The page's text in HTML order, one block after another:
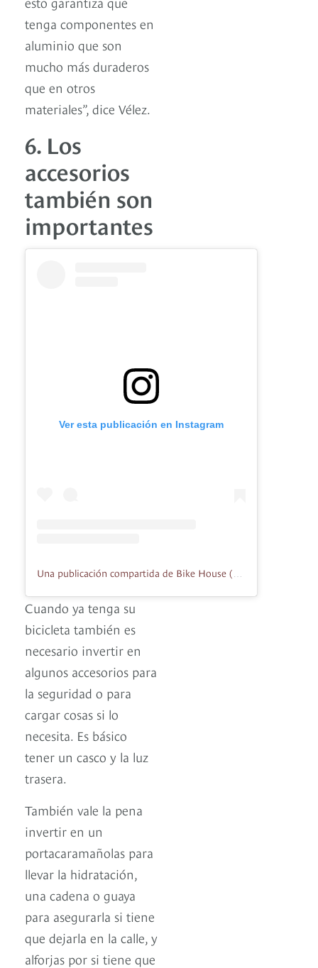
tenga componentes en
aluminio que son
mucho más duraderos
que en otros
materiales”, dice Vélez.
6. Los
accesorios
también son
importantes
Ver esta publicación en Instagram
Cuando ya tenga su
bicicleta también es
necesario invertir en
algunos accesorios para
la seguridad o para
cargar cosas si lo
necesita. Es básico
tener un casco y la luz
trasera.
También vale la pena
invertir en un
portacaramañolas para
llevar la hidratación,
una cadena o guaya
para asegurarla si tiene
que dejarla en la calle, y
alforjas por si tiene que